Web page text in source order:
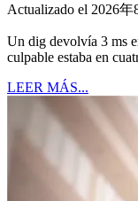
Actualizado el 2026年
Un dig devolvía 3 ms
culpable estaba en
LEER MÁS...